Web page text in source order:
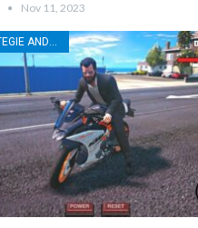
Nov 11, 2023
JEUX STRATEGIE ANDROID